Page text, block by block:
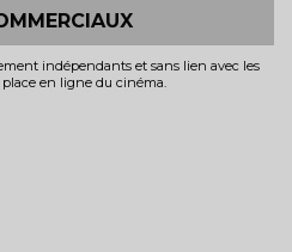
indépendants et sans lien avec les
en ligne du cinéma.